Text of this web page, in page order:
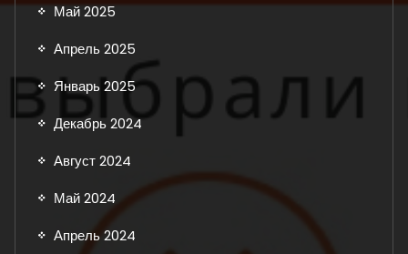
Май 2025
Апрель 2025
Январь 2025
Декабрь 2024
Август 2024
Май 2024
Апрель 2024